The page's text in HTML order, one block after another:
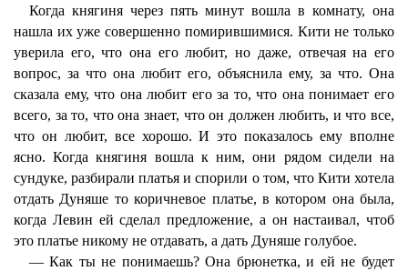
Когда княгиня через пять минут вошла в комнату, она
нашла их уже совершенно помирившимися. Кити не только
уверила его, что она его любит, но даже, отвечая на его
вопрос, за что она любит его, объяснила ему, за что. Она
сказала ему, что она любит его за то, что она понимает его
всего, за то, что она знает, что он должен любить, и что все,
что он любит, все хорошо. И это показалось ему вполне
ясно. Когда княгиня вошла к ним, они рядом сидели на
сундуке, разбирали платья и спорили о том, что Кити хотела
отдать Дуняше то коричневое платье, в котором она была,
когда Левин ей сделал предложение, а он настаивал, чтоб
это платье никому не отдавать, а дать Дуняше голубое.
— Как ты не понимаешь? Она брюнетка, и ей не будет